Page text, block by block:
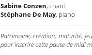
Sabine Conzen, chant
Stéphane De May, piano
Patrimoine, création, maturité,
pour inscrire cette pause de midi